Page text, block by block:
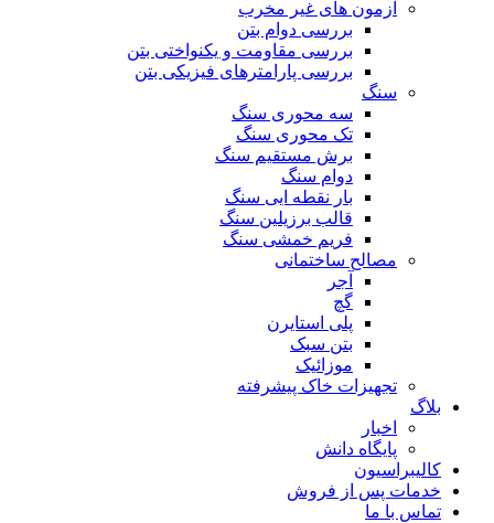
آزمون های غیر مخرب
بررسی دوام بتن
بررسی مقاومت و یکنواختی بتن
بررسی پارامترهای فیزیکی بتن
سنگ
سه محوری سنگ
تک محوری سنگ
برش مستقیم سنگ
دوام سنگ
بار نقطه ایی سنگ
قالب برزیلین سنگ
فریم خمشی سنگ
مصالح ساختمانی
آجر
گچ
پلی استایرن
بتن سبک
موزائيک
تجهیزات خاک پیشرفته
بلاگ
اخبار
پایگاه دانش
کالیبراسیون
خدمات پس از فروش
تماس با ما